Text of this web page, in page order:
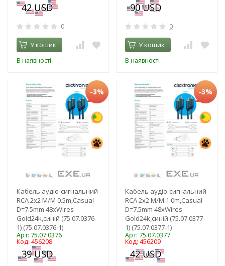
0
У кошик
В наявності
0
У кошик
В наявності
-3%
Кабель аудіо-сигнальний
RCA 2x2 M/M 0.5m,Casual
D=7.5mm 48xWires
Gold24k,синій (75.07.0376-
1) (75.07.0376-1)
Арт: 75.07.0376
Код: 456208
-3%
Кабель аудіо-сигнальний
RCA 2x2 M/M 1.0m,Casual
D=7.5mm 48xWires
Gold24k,синій (75.07.0377-
1) (75.07.0377-1)
Арт: 75.07.0377
Код: 456209